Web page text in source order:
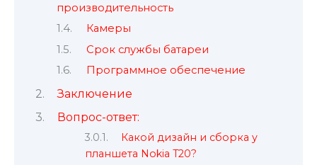
производительность
Камеры
Срок службы батареи
Программное обеспечение
Заключение
Вопрос-ответ:
Какой дизайн и сборка у
планшета Nokia T20?